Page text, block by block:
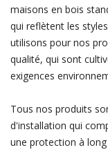
maisons en bois
qui reflètent les
utilisons pour nos
qualité, qui sont
exigences
Tous nos produits
d'installation qui
une protection à